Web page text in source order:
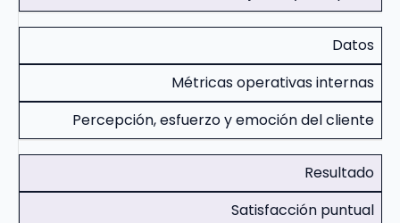
Datos
Métricas operativas internas
Percepción, esfuerzo y emoción del cliente
Resultado
Satisfacción puntual